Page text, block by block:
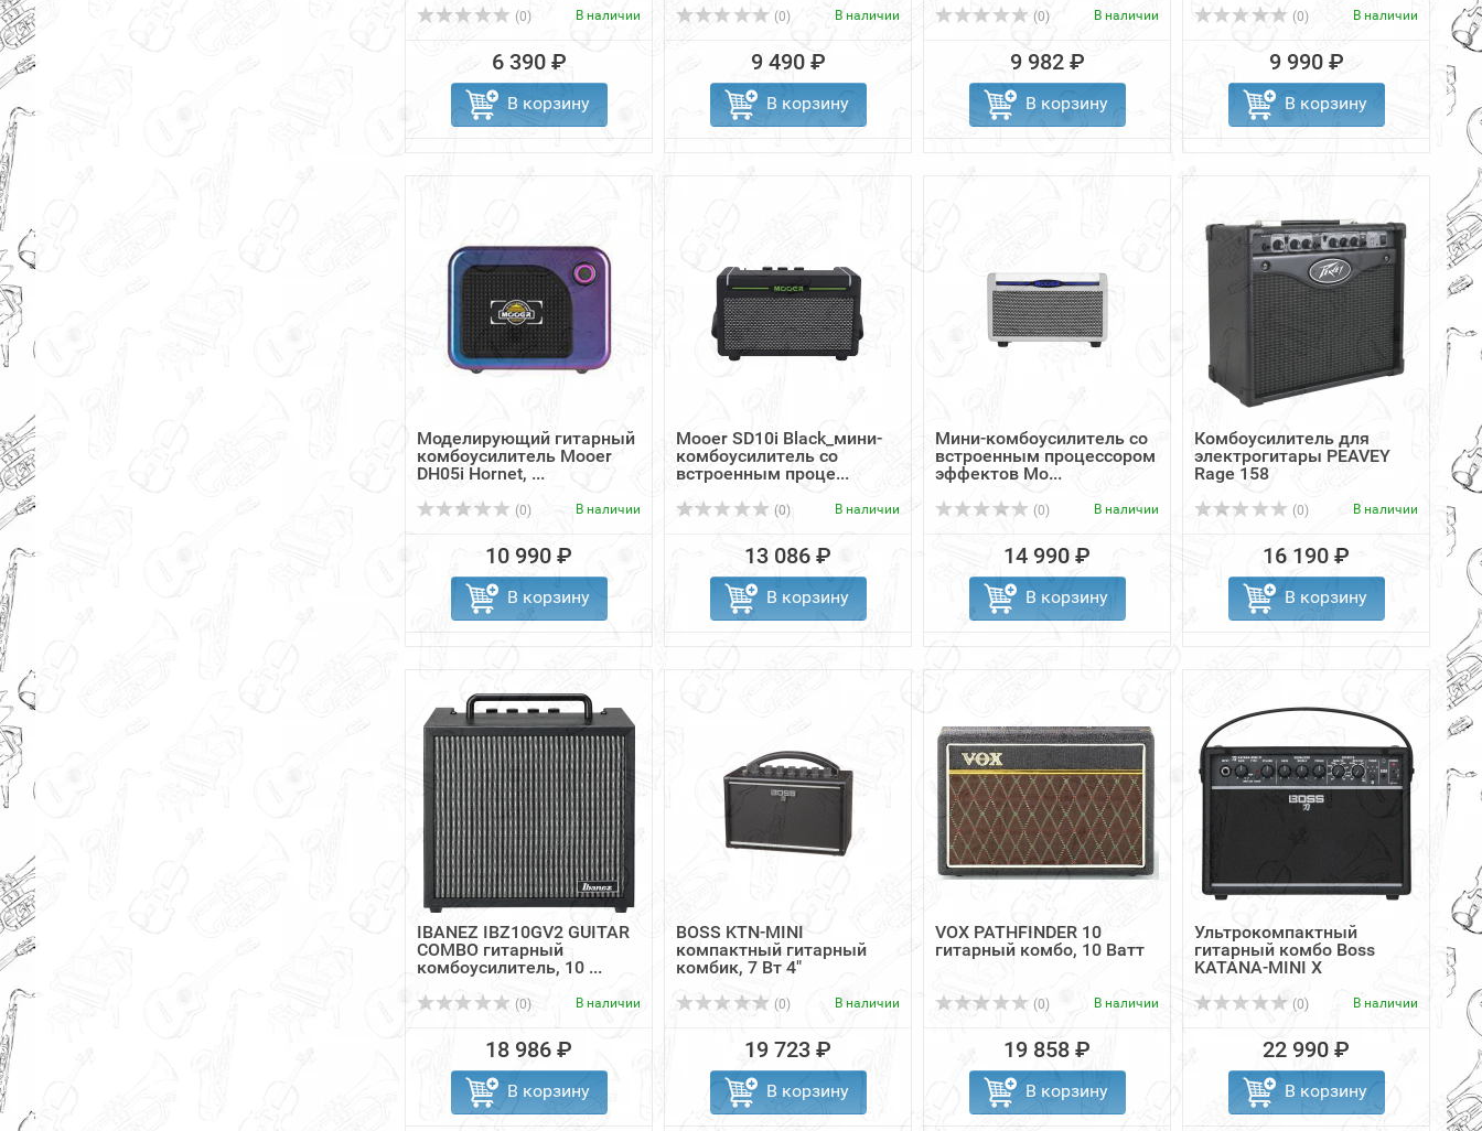
(0) В наличии
6 390 ₽
В корзину
(0) В наличии
9 490 ₽
В корзину
(0) В наличии
9 982 ₽
В корзину
(0) В наличии
9 990 ₽
В корзину
Моделирующий гитарный
комбоусилитель Mooer
DH05i Hornet, ...
(0) В наличии
10 990 ₽
В корзину
Mooer SD10i Black_мини-
комбоусилитель со
встроенным проце...
(0) В наличии
13 086 ₽
В корзину
Мини-комбоусилитель со
встроенным процессором
эффектов Mo...
(0) В наличии
14 990 ₽
В корзину
Комбоусилитель для
электрогитары PEAVEY
Rage 158
(0) В наличии
16 190 ₽
В корзину
IBANEZ IBZ10GV2 GUITAR
COMBO гитарный
комбоусилитель, 10 ...
(0) В наличии
18 986 ₽
В корзину
BOSS KTN-MINI
компактный гитарный
комбик, 7 Вт 4"
(0) В наличии
19 723 ₽
В корзину
VOX PATHFINDER 10
гитарный комбо, 10 Ватт
(0) В наличии
19 858 ₽
В корзину
Ультрокомпактный
гитарный комбо Boss
KATANA-MINI X
(0) В наличии
22 990 ₽
В корзину